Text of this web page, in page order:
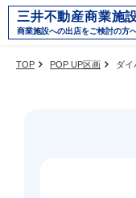
三井不動産商業施
商業施設への出店をご検討の方
TOP POP UP区画 ダイ